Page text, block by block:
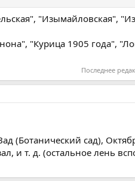
"Изымайловская",
"Курица 1905 года",
Последнее
(Ботанический сад),
и т. д. (остальное лень